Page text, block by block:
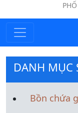
DANH MỤC
Bồn chứa